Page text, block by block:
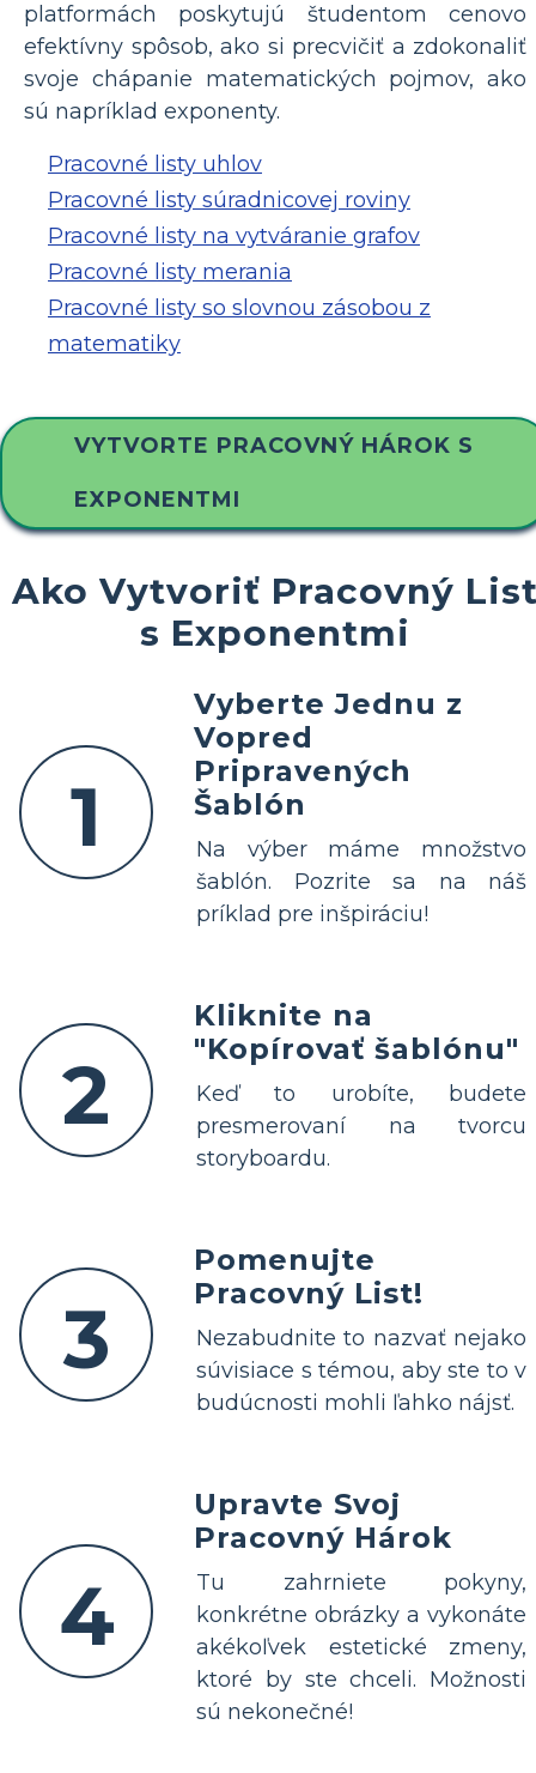
platformách poskytujú študentom cenovo
efektívny spôsob, ako si precvičiť a zdokonaliť
svoje chápanie matematických pojmov, ako
sú napríklad exponenty.
Pracovné listy uhlov
Pracovné listy súradnicovej roviny
Pracovné listy na vytváranie grafov
Pracovné listy merania
Pracovné listy so slovnou zásobou z
matematiky
VYTVORTE PRACOVNÝ HÁROK S
EXPONENTMI
Ako Vytvoriť Pracovný
s Exponentmi
1
Vyberte Jednu z
Vopred
Pripravených
Šablón
Na výber máme množstvo
šablón. Pozrite sa na náš
príklad pre inšpiráciu!
2
Kliknite na
"Kopírovať šablónu"
Keď to urobíte, budete
presmerovaní na tvorcu
storyboardu.
3
Pomenujte
Pracovný List!
Nezabudnite to nazvať nejako
súvisiace s témou, aby ste to v
budúcnosti mohli ľahko nájsť.
4
Upravte Svoj
Pracovný Hárok
Tu zahrniete pokyny,
konkrétne obrázky a vykonáte
akékoľvek estetické zmeny,
ktoré by ste chceli. Možnosti
sú nekonečné!